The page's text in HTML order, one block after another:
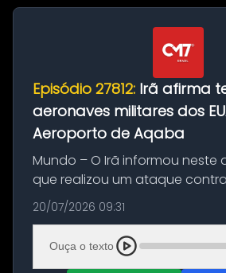
Episódio 27812: Irã afirma
aeronaves militares dos
Aeroporto de Aqaba
Mundo – O Irã informou neste
que realizou um ataque
militares dos Estados Unidos
Aeroporto de Aqaba, na
21ª fase da Operação Nasr 2. A...
20/07/2026 09:31
Ouça o texto